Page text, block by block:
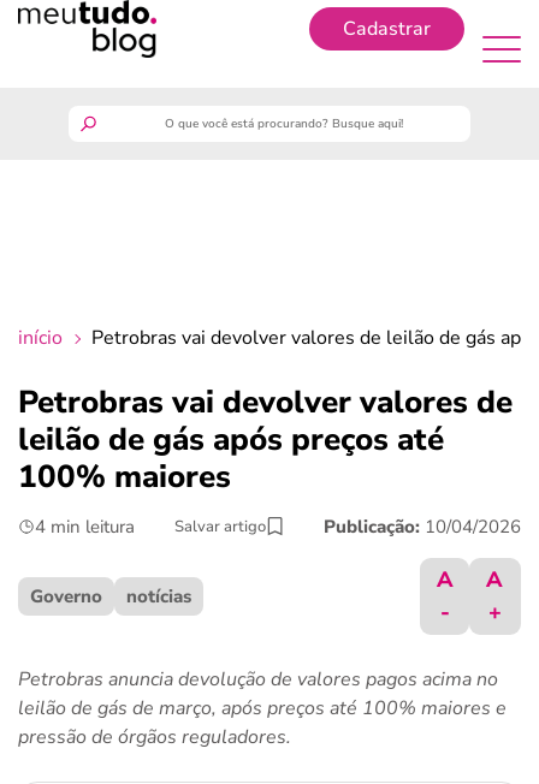
Cadastrar
crédito fácil
início Petrobras vai devolver valores de leilão de gás
Petrobras vai devolver valores de
leilão de gás após preços até
100% maiores
4 min leitura Salvar artigo Publicação: 10/04/2026
Governo notícias
A
-
A
+
Petrobras anuncia devolução de valores pagos acima no
leilão de gás de março, após preços até 100% maiores e
pressão de órgãos reguladores.